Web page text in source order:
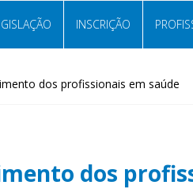
INSCRIÇÃO
dos profissionais em saúde
dos